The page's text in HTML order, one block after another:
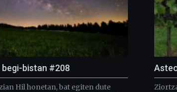
bistan #208
Hil honetan, bat egiten dute